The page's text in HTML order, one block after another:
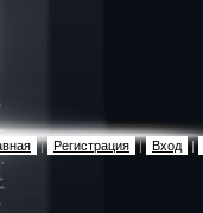
| Регистрация | Вход |